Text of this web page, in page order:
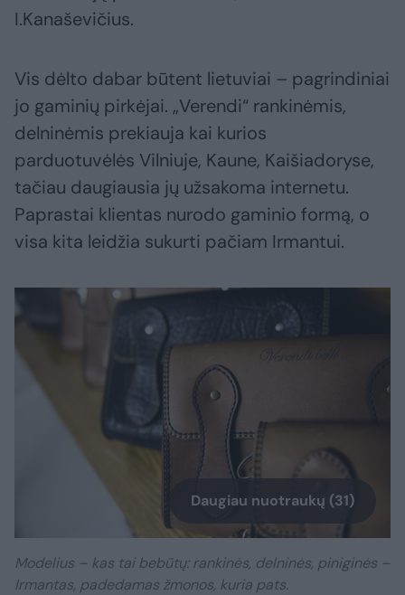
I.Kanaševičius.
Vis dėlto dabar būtent lietuviai – pagrindiniai
jo gaminių pirkėjai. „Verendi“ rankinėmis,
delninėmis prekiauja kai kurios
parduotuvėlės Vilniuje, Kaune, Kaišiadoryse,
tačiau daugiausia jų užsakoma internetu.
Paprastai klientas nurodo gaminio formą, o
visa kita leidžia sukurti pačiam Irmantui.
Daugiau nuotraukų (31)
Modelius – kas tai bebūtų: rankinės, delninės, piniginės –
Irmantas, padedamas žmonos, kuria pats.